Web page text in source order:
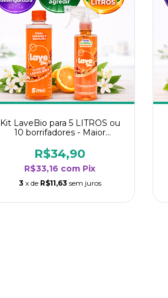
Kit LaveBio para 5 LITROS ou
10 borrifadores - Maior
de Laranjeira
R$34,90
R$33,16 com Pix
3 x de R$11,63 sem juros